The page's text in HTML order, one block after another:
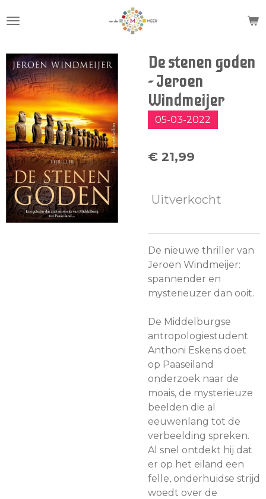
direct
de
hoofdinhoud
De stenen goden
- Jeroen
Windmeijer
05-03-2022
€ 21,99
Uitverkocht
De nieuwe thriller van
Jeroen Windmeijer:
spannender en
mysterieuzer dan ooit.
De Middelburgse
antropologiestudent
Anthoni Eskens doet
op Paaseiland
onderzoek naar de
moais, de mysterieuze
beelden die al
eeuwenlang tot de
verbeelding spreken.
Al snel ontdekt hij dat
er op het eiland een
felle, onderhuidse strijd
woedt over de